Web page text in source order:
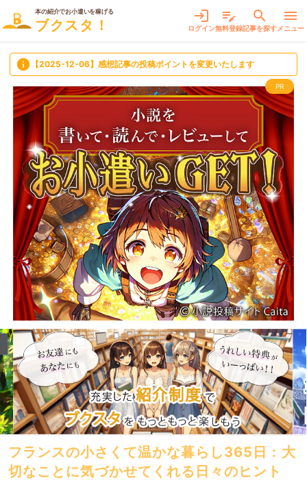
本の紹介でお小遣いを稼げる
ブクスタ！
login
ログイン
edit_note
無料登録
search
記事を探す
menu
メニュー
info 【2025-12-06】感想記事の投稿ポイントを変更いたします
PR
フランスの小さくて温かな暮らし365日 : 大
切なことに気づかせてくれる日々のヒント